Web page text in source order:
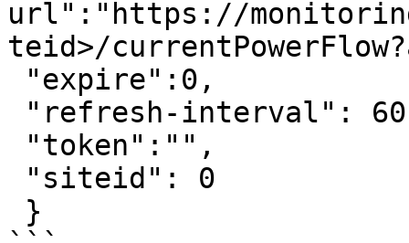
url":"https://
teid>/